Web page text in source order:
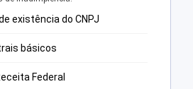
existência do CNPJ
básicos
Federal